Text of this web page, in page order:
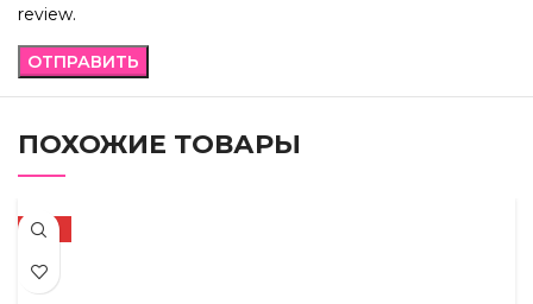
review.
ПОХОЖИЕ ТОВАРЫ
-13%